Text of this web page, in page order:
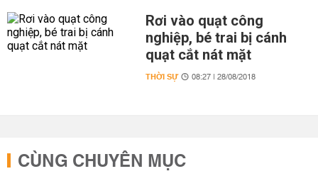
Rơi vào quạt công
nghiệp, bé trai bị cánh
quạt cắt nát mặt
THỜI SỰ 08:27 | 28/08/2018
CÙNG CHUYÊN MỤC